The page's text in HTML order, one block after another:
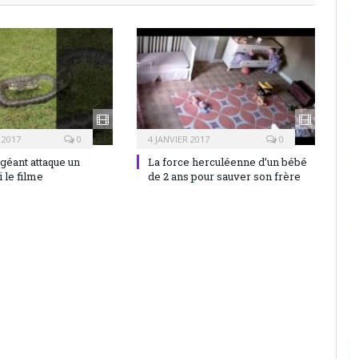
0
attaque un
le filme
4 JANVIER 2017 0
La force herculéenne d’un bébé
de 2 ans pour sauver son frère